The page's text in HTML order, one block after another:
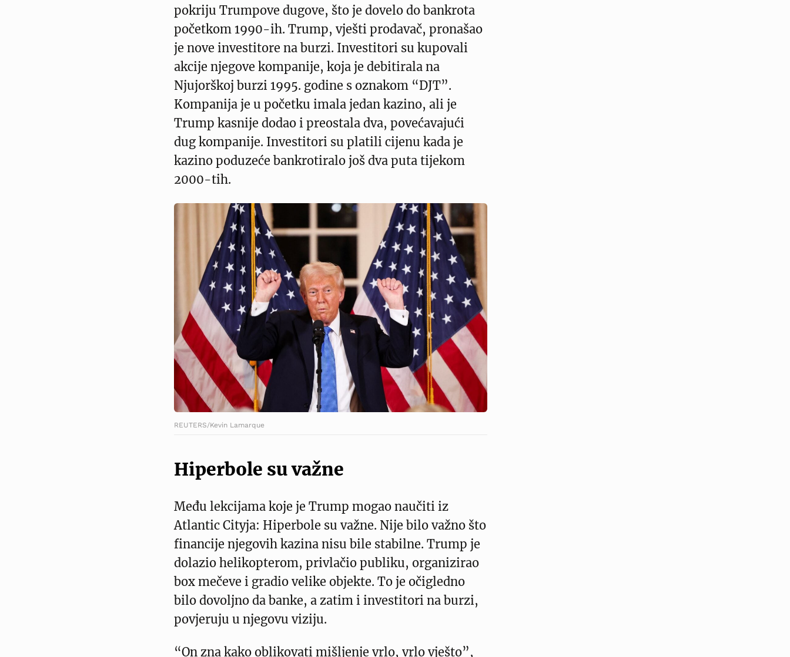
pokriju Trumpove dugove, što je dovelo do bankrota
početkom 1990-ih. Trump, vješti prodavač, pronašao
je nove investitore na burzi. Investitori su kupovali
akcije njegove kompanije, koja je debitirala na
Njujorškoj burzi 1995. godine s oznakom “DJT”.
Kompanija je u početku imala jedan kazino, ali je
Trump kasnije dodao i preostala dva, povećavajući
dug kompanije. Investitori su platili cijenu kada je
kazino poduzeće bankrotiralo još dva puta tijekom
2000-tih.
REUTERS/Kevin Lamarque
Hiperbole su važne
Među lekcijama koje je Trump mogao naučiti iz
Atlantic Cityja: Hiperbole su važne. Nije bilo važno što
financije njegovih kazina nisu bile stabilne. Trump je
dolazio helikopterom, privlačio publiku, organizirao
box mečeve i gradio velike objekte. To je očigledno
bilo dovoljno da banke, a zatim i investitori na burzi,
povjeruju u njegovu viziju.
“On zna kako oblikovati mišljenje vrlo, vrlo vješto”,